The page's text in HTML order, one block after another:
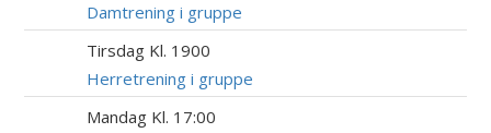
Damtrening i gruppe
Tirsdag Kl. 1900
Herretrening i gruppe
Mandag Kl. 17:00